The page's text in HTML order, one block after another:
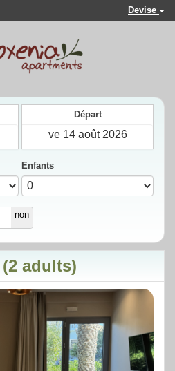
Devise
Départ
Enfants
non
adults)
Next